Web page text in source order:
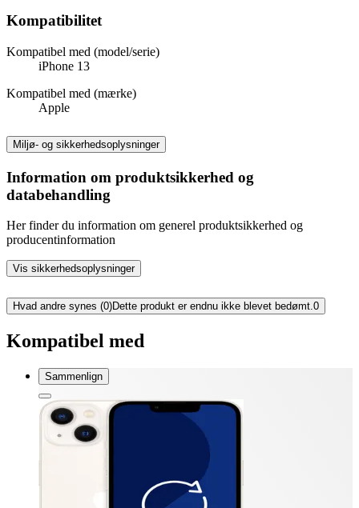
Kompatibilitet
Kompatibel med (model/serie)
iPhone 13
Kompatibel med (mærke)
Apple
Miljø- og sikkerhedsoplysninger
Information om produktsikkerhed og
databehandling
Her finder du information om generel produktsikkerhed og
producentinformation
Vis sikkerhedsoplysninger
Hvad andre synes (0)Dette produkt er endnu ikke blevet bedømt.0
Kompatibel med
Sammenlign